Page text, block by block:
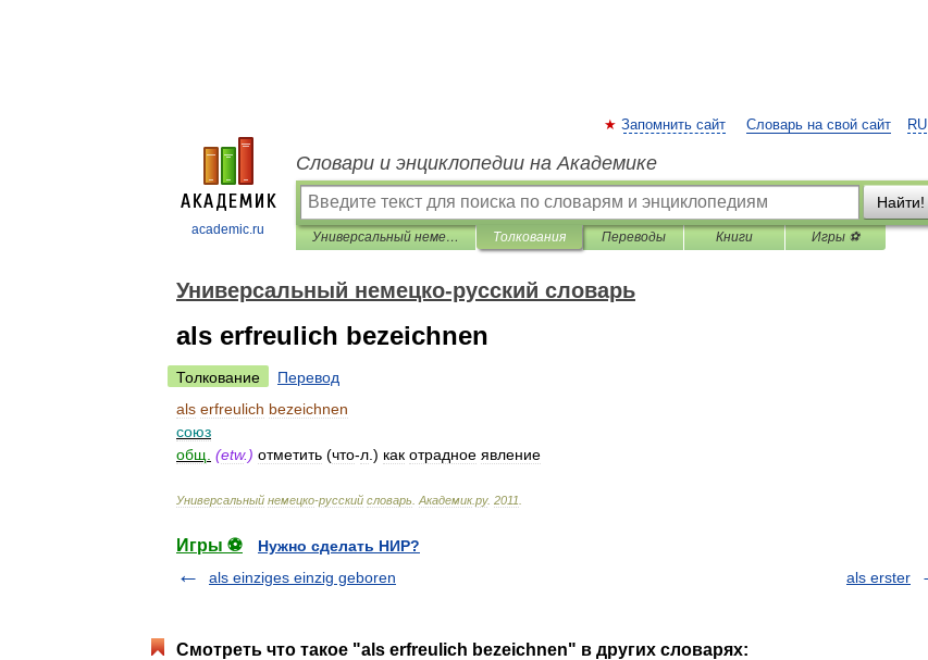
academic.ru
RU
Запомнить сайт Словарь на свой сайт
Словари и энциклопедии на Академике
Найти!
Универсальный немецко-русский словарь Толкования Переводы Книги Игры ⚽
Универсальный немецко-русский словарь
als erfreulich bezeichnen
Толкование
Перевод
als erfreulich bezeichnen
союз
общ (etw.) отметить (что-л .) как отрадное явление
Универсальный немецко-русский словарь Академик.ру. 2011
Игры ⚽
Нужно сделать НИР?
als einziges einzig geboren
als erster
Смотреть что такое "als erfreulich bezeichnen" в других словарях: